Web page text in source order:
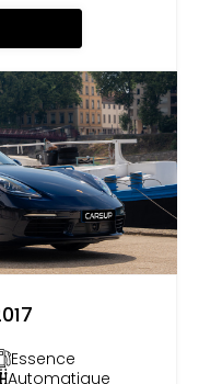
Essence
Automatique